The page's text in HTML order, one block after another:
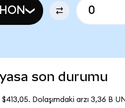
son durumu
Dolaşımdaki arzı 3,36 B